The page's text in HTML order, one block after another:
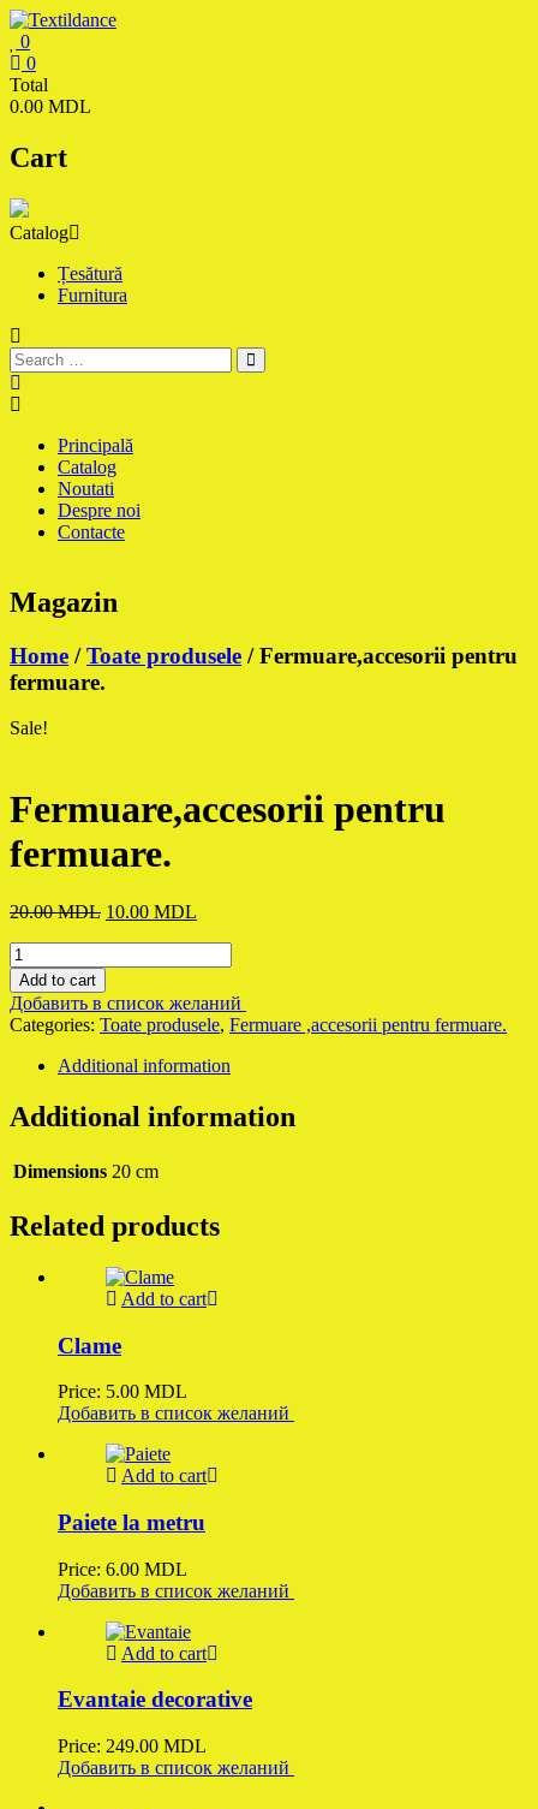
Skip
to
content
Textildance.md
0
0
Total
0.00 MDL
Cart
Catalog
Țesătură
Furnitura
Principală
Catalog
Noutati
Despre noi
Contacte
Magazin
Home /Toate produsele / Fermuare,accesorii pentru
fermuare.
Sale!
Fermuare,accesorii pentru
fermuare.
20.00MDL Original
20.00 MDL.
10.00 MDL
Fermuare,accesorii
pentru
fermuare.
quantity
Add to cart
Добавить в список желаний
Categories: Toate produsele, Fermuare ,accesorii pentru fermuare.
Additional information
Additional information
Dimensions 20 cm
Related products
Add to cart
Clame
Price: 5.00 MDL
Добавить в список желаний
Add to cart
Paiete la metru
Price: 6.00 MDL
Добавить в список желаний
Add to cart
Evantaie decorative
Price: 249.00 MDL
Добавить в список желаний